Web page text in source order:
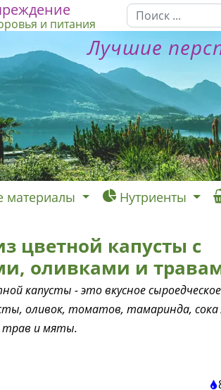
и питания
Лучшие
материалы Нутриенты
цветной капусты с
оливками и
капусты - это вкусное
оливок, томатов, тамаринда, сока
трав и мяты.